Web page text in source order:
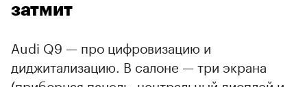
затмит
Audi Q9 — про цифровизацию и
диджитализацию. В салоне — три экрана